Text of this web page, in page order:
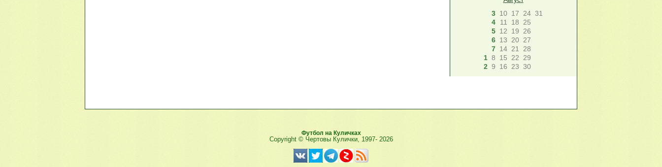
3 10 17 24 31
4
11 18
25
5 12 19
26
6 13 20 27
7 14 21
28
1 8 15 22
29
2 9 16 23 30
Футбол на Куличках
Copyright © Чертовы Кулички, 1997- 2026